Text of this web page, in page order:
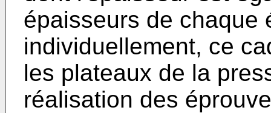
épaisseurs de chaque
individuellement, ce
les plateaux de la
réalisation des